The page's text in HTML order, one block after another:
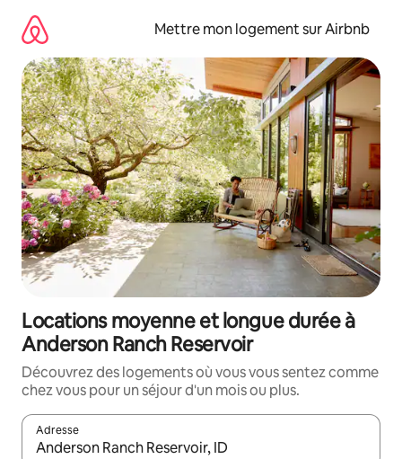
directement
contenu
Mettre mon logement sur Airbnb
Locations moyenne et longue durée à
Anderson Ranch Reservoir
Découvrez des logements où vous vous sentez comme
chez vous pour un séjour d'un mois ou plus.
Adresse
Lorsque les résultats s'affichent, utilisez les flèches vers le